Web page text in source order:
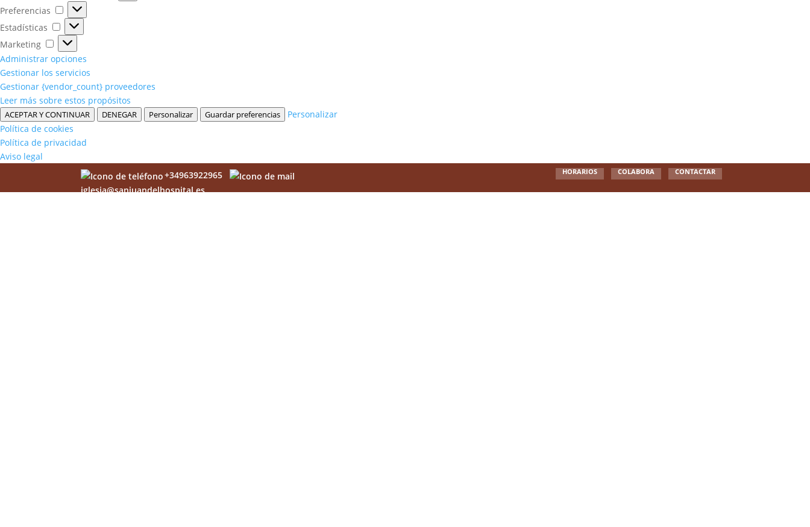
Preferencias
Preferencias
Estadísticas
Estadísticas
Marketing
Marketing
Administrar opciones
Gestionar los servicios
Gestionar {vendor_count} proveedores
Leer más sobre estos propósitos
ACEPTAR Y CONTINUAR DENEGAR Personalizar Guardar preferencias
Personalizar
Política de cookies
Política de privacidad
Aviso legal
+34963922965
iglesia@sanjuandelhospital.es
HORARIOS COLABORA CONTACTAR